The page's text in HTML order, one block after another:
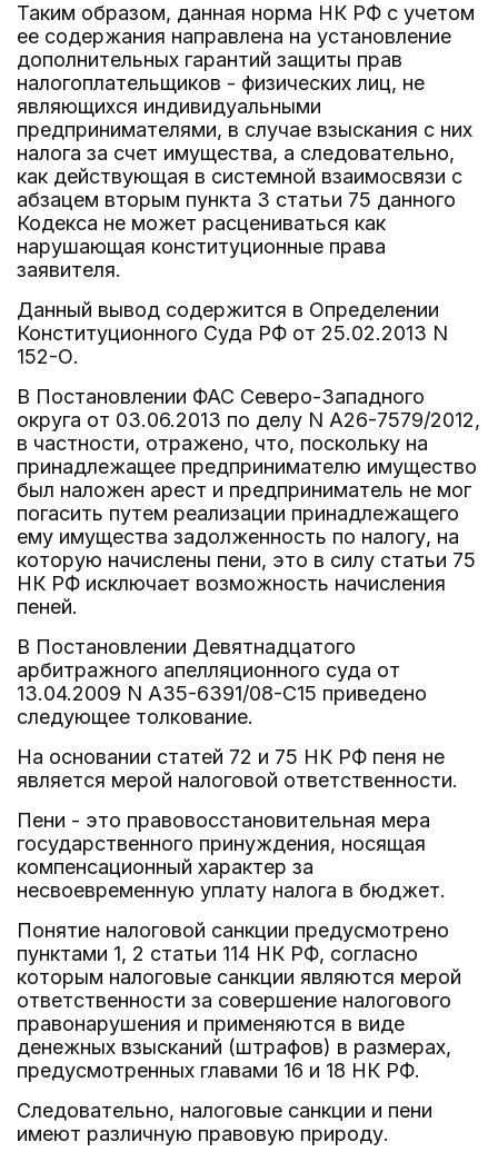
Таким образом, данная норма НК РФ с учетом
ее содержания направлена на установление
дополнительных гарантий защиты прав
налогоплательщиков - физических лиц, не
являющихся индивидуальными
предпринимателями, в случае взыскания с них
налога за счет имущества, а следовательно,
как действующая в системной взаимосвязи с
абзацем вторым пункта 3 статьи 75 данного
Кодекса не может расцениваться как
нарушающая конституционные права
заявителя.
Данный вывод содержится в Определении
Конституционного Суда РФ от 25.02.2013 N
152-О.
В Постановлении ФАС Северо-Западного
округа от 03.06.2013 по делу N А26-7579/2012,
в частности, отражено, что, поскольку на
принадлежащее предпринимателю имущество
был наложен арест и предприниматель не мог
погасить путем реализации принадлежащего
ему имущества задолженность по налогу, на
которую начислены пени, это в силу статьи 75
НК РФ исключает возможность начисления
пеней.
В Постановлении Девятнадцатого
арбитражного апелляционного суда от
13.04.2009 N А35-6391/08-С15 приведено
следующее толкование.
На основании статей 72 и 75 НК РФ пеня не
является мерой налоговой ответственности.
Пени - это правовосстановительная мера
государственного принуждения, носящая
компенсационный характер за
несвоевременную уплату налога в бюджет.
Понятие налоговой санкции предусмотрено
пунктами 1, 2 статьи 114 НК РФ, согласно
которым налоговые санкции являются мерой
ответственности за совершение налогового
правонарушения и применяются в виде
денежных взысканий (штрафов) в размерах,
предусмотренных главами 16 и 18 НК РФ.
Следовательно, налоговые санкции и пени
имеют различную правовую природу.